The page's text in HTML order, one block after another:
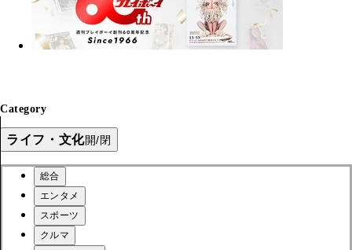
Category
ライフ・文化開/閉
総合
エンタメ
スポーツ
クルマ